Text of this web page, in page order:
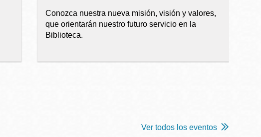
Conozca nuestra nueva misión, visión y valores,
que orientarán nuestro futuro servicio en la
Biblioteca.
Ver todos los eventos